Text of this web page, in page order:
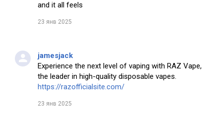
and it all feels
23 янв 2025
jamesjack
Experience the next level of vaping with RAZ Vape,
the leader in high-quality disposable vapes.
https://razofficialsite.com/
23 янв 2025